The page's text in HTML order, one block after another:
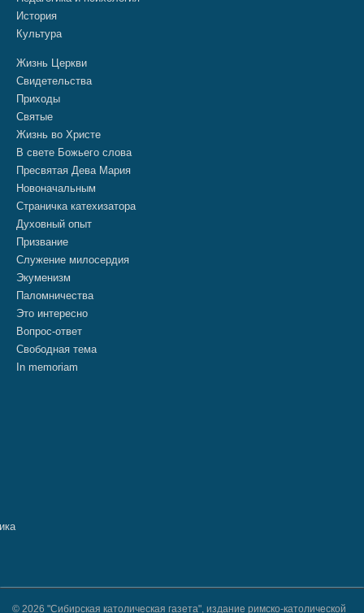
История
Культура
Жизнь Церкви
Свидетельства
Приходы
Святые
Жизнь во Христе
В свете Божьего слова
Пресвятая Дева Мария
Новоначальным
Страничка катехизатора
Духовный опыт
Призвание
Служение милосердия
Экуменизм
Паломничества
Это интересно
Вопрос-ответ
Свободная тема
In memoriam
© 2026 "Сибирская католическая газета", издание римско-католической